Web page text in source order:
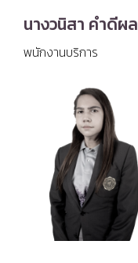
นางวนิสา คำดีผล
พนักงานบริการ